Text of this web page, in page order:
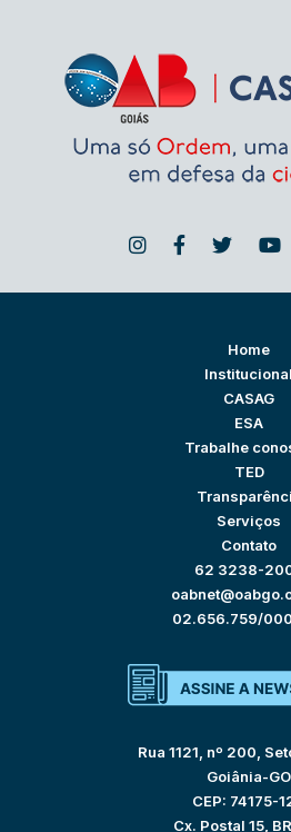
Home
Institucional
CASAG
ESA
Trabalhe
TED
Serviços
Contato
62 3238-
02.656.759/
Rua 1121, nº 200,
Goiânia-GO
CEP: 74175-
Cx. Postal 15,